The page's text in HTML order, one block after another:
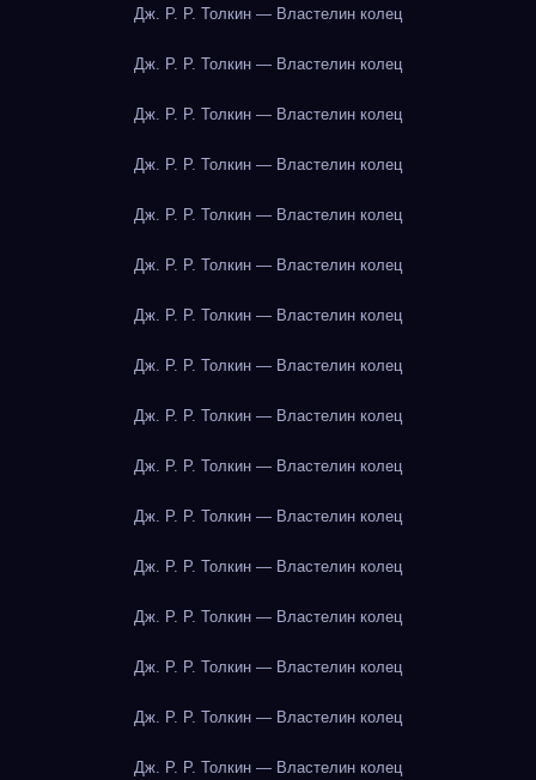
Дж. Р. Р. Толкин — Властелин колец
Дж. Р. Р. Толкин — Властелин колец
Дж. Р. Р. Толкин — Властелин колец
Дж. Р. Р. Толкин — Властелин колец
Дж. Р. Р. Толкин — Властелин колец
Дж. Р. Р. Толкин — Властелин колец
Дж. Р. Р. Толкин — Властелин колец
Дж. Р. Р. Толкин — Властелин колец
Дж. Р. Р. Толкин — Властелин колец
Дж. Р. Р. Толкин — Властелин колец
Дж. Р. Р. Толкин — Властелин колец
Дж. Р. Р. Толкин — Властелин колец
Дж. Р. Р. Толкин — Властелин колец
Дж. Р. Р. Толкин — Властелин колец
Дж. Р. Р. Толкин — Властелин колец
Дж. Р. Р. Толкин — Властелин колец